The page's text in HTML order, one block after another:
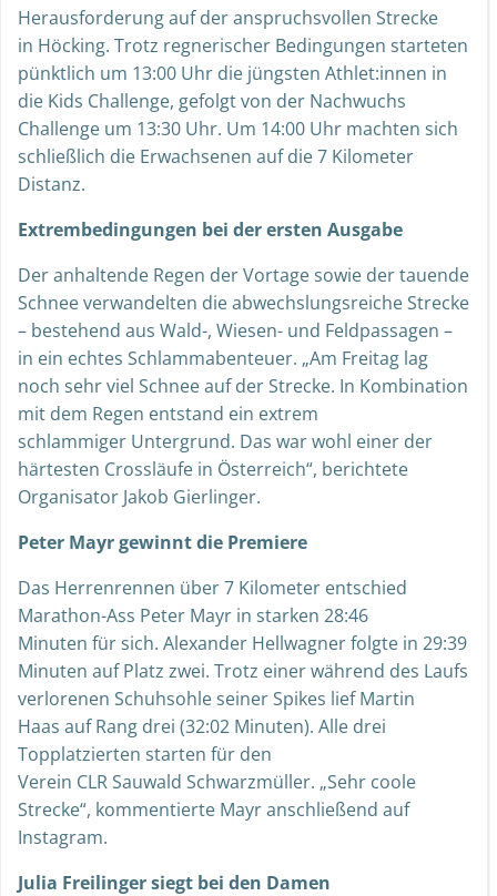
Herausforderung auf der anspruchsvollen Strecke
in Höcking. Trotz regnerischer Bedingungen starteten
pünktlich um 13:00 Uhr die jüngsten Athlet:innen in
die Kids Challenge, gefolgt von der Nachwuchs
Challenge um 13:30 Uhr. Um 14:00 Uhr machten sich
schließlich die Erwachsenen auf die 7 Kilometer
Distanz.
Extrembedingungen bei der ersten Ausgabe
Der anhaltende Regen der Vortage sowie der tauende
Schnee verwandelten die abwechslungsreiche Strecke
– bestehend aus Wald-, Wiesen- und Feldpassagen –
in ein echtes Schlammabenteuer. „Am Freitag lag
noch sehr viel Schnee auf der Strecke. In Kombination
mit dem Regen entstand ein extrem
schlammiger Untergrund. Das war wohl einer der
härtesten Crossläufe in Österreich“, berichtete
Organisator Jakob Gierlinger.
Peter Mayr gewinnt die Premiere
Das Herrenrennen über 7 Kilometer entschied
Marathon-Ass Peter Mayr in starken 28:46
Minuten für sich. Alexander Hellwagner folgte in 29:39
Minuten auf Platz zwei. Trotz einer während des Laufs
verlorenen Schuhsohle seiner Spikes lief Martin
Haas auf Rang drei (32:02 Minuten). Alle drei
Topplatzierten starten für den
Verein CLR Sauwald Schwarzmüller. „Sehr coole
Strecke“, kommentierte Mayr anschließend auf
Instagram.
Julia Freilinger siegt bei den Damen